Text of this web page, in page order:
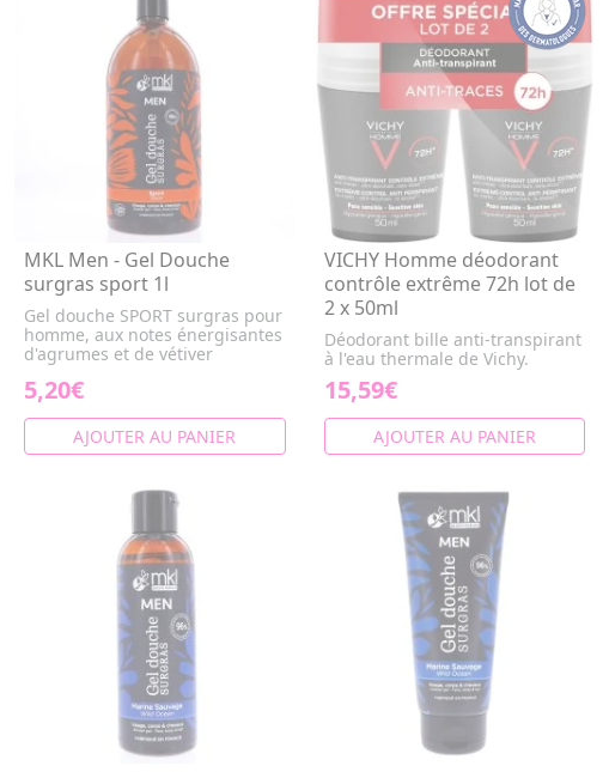
MKL Men - Gel Douche
surgras sport 1l
Gel douche SPORT surgras pour
homme, aux notes énergisantes
d'agrumes et de vétiver
5,20€
AJOUTER AU PANIER
VICHY Homme déodorant
contrôle extrême 72h lot de
2 x 50ml
Déodorant bille anti-transpirant
à l'eau thermale de Vichy.
15,59€
AJOUTER AU PANIER